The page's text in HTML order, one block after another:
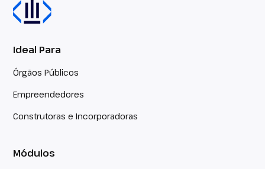
Ideal Para
Órgãos Públicos
Empreendedores
Construtoras e Incorporadoras
Módulos